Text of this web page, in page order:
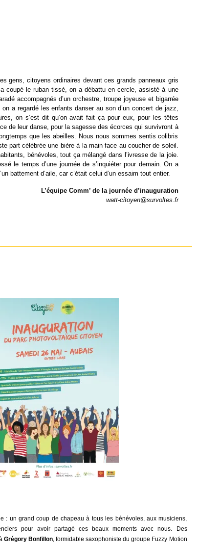
gens, citoyens ordinaires devant ces grands panneaux gris
coupé le ruban tissé, on a débattu en cercle, assisté à une
accompagnés d’un orchestre, troupe joyeuse et bigarrée
a regardé les enfants danser au son d’un concert de jazz,
on s’est dit qu’on avait fait ça pour eux, pour les têtes
de leur danse, pour la sagesse des écorces qui survivront à
que les abeilles. Nous nous sommes sentis colibris
part célébrée une bière à la main face au coucher de soleil.
bénévoles, tout ça mélangé dans l’ivresse de la joie.
le temps d’une journée de s’inquiéter pour demain. On a
battement d’aile, car c’était celui d’un essaim tout entier.
L’équipe Comm’ de la journée d’inauguration
watt-citoyen@survoltes.fr
: un grand coup de chapeau à tous les bénévoles, aux musiciens,
pour avoir partagé ces beaux moments avec nous. Des
Grégory Bonfillon, formidable saxophoniste du groupe Fuzzy Motion